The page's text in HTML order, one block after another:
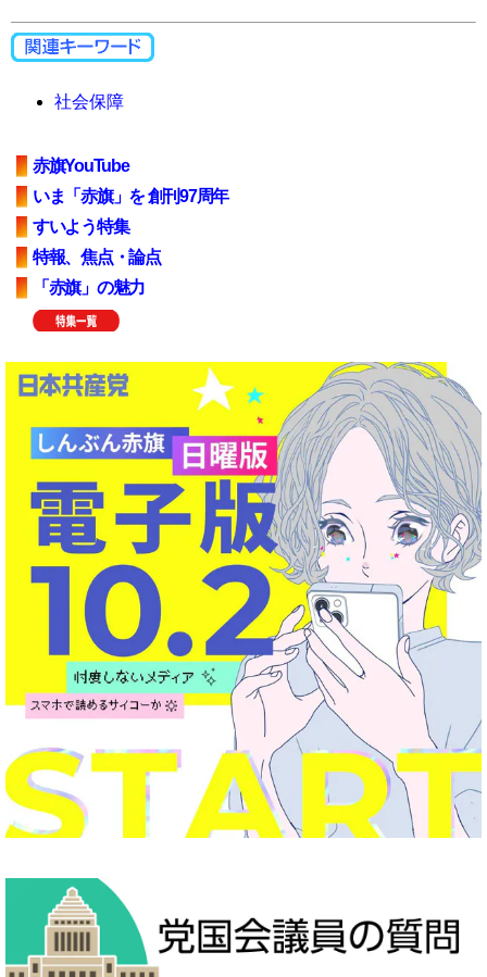
社会保障
赤旗YouTube
いま「赤旗」を 創刊97周年
すいよう特集
特報、焦点・論点
「赤旗」の魅力